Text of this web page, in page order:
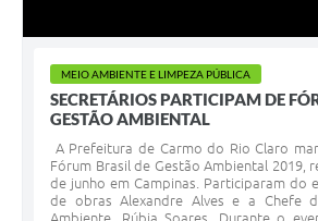
MEIO AMBIENTE E LIMPEZA PÚBLICA
SECRETÁRIOS PARTICIPAM DE
GESTÃO AMBIENTAL
A Prefeitura de Carmo do Rio Claro
Fórum Brasil de Gestão Ambiental 2019,
de junho em Campinas. Participaram do
de obras Alexandre Alves e a Chefe
Ambiente, Rúbia Soares. Durante o